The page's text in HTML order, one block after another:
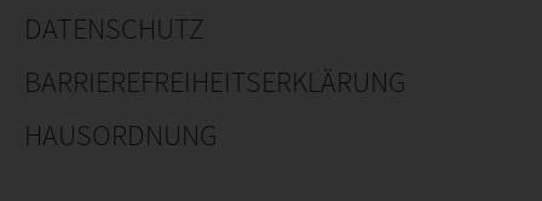
DATENSCHUTZ
BARRIEREFREIHEITSERKLÄRUNG
HAUSORDNUNG